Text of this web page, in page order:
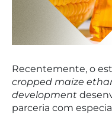
Recentemente, o
cropped maize
development
parceria com